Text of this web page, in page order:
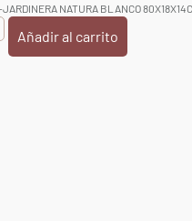
NATURA BLANCO
Añadir al carrito